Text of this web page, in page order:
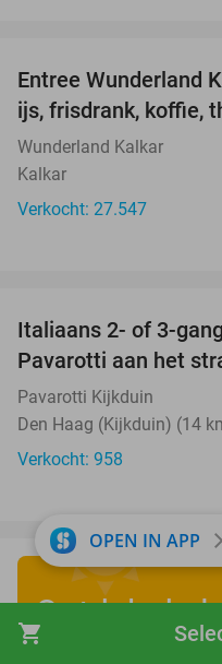
shopping_cart
Entree Wunderland
ijs, frisdrank, koffie,
Wunderland Kalkar
Kalkar
Verkocht: 27.547
Italiaans 2- of 3-
Pavarotti aan het
Pavarotti Kijkduin
Den Haag (Kijkduin) (14
Verkocht: 958
Ontdek de
OPEN IN APP